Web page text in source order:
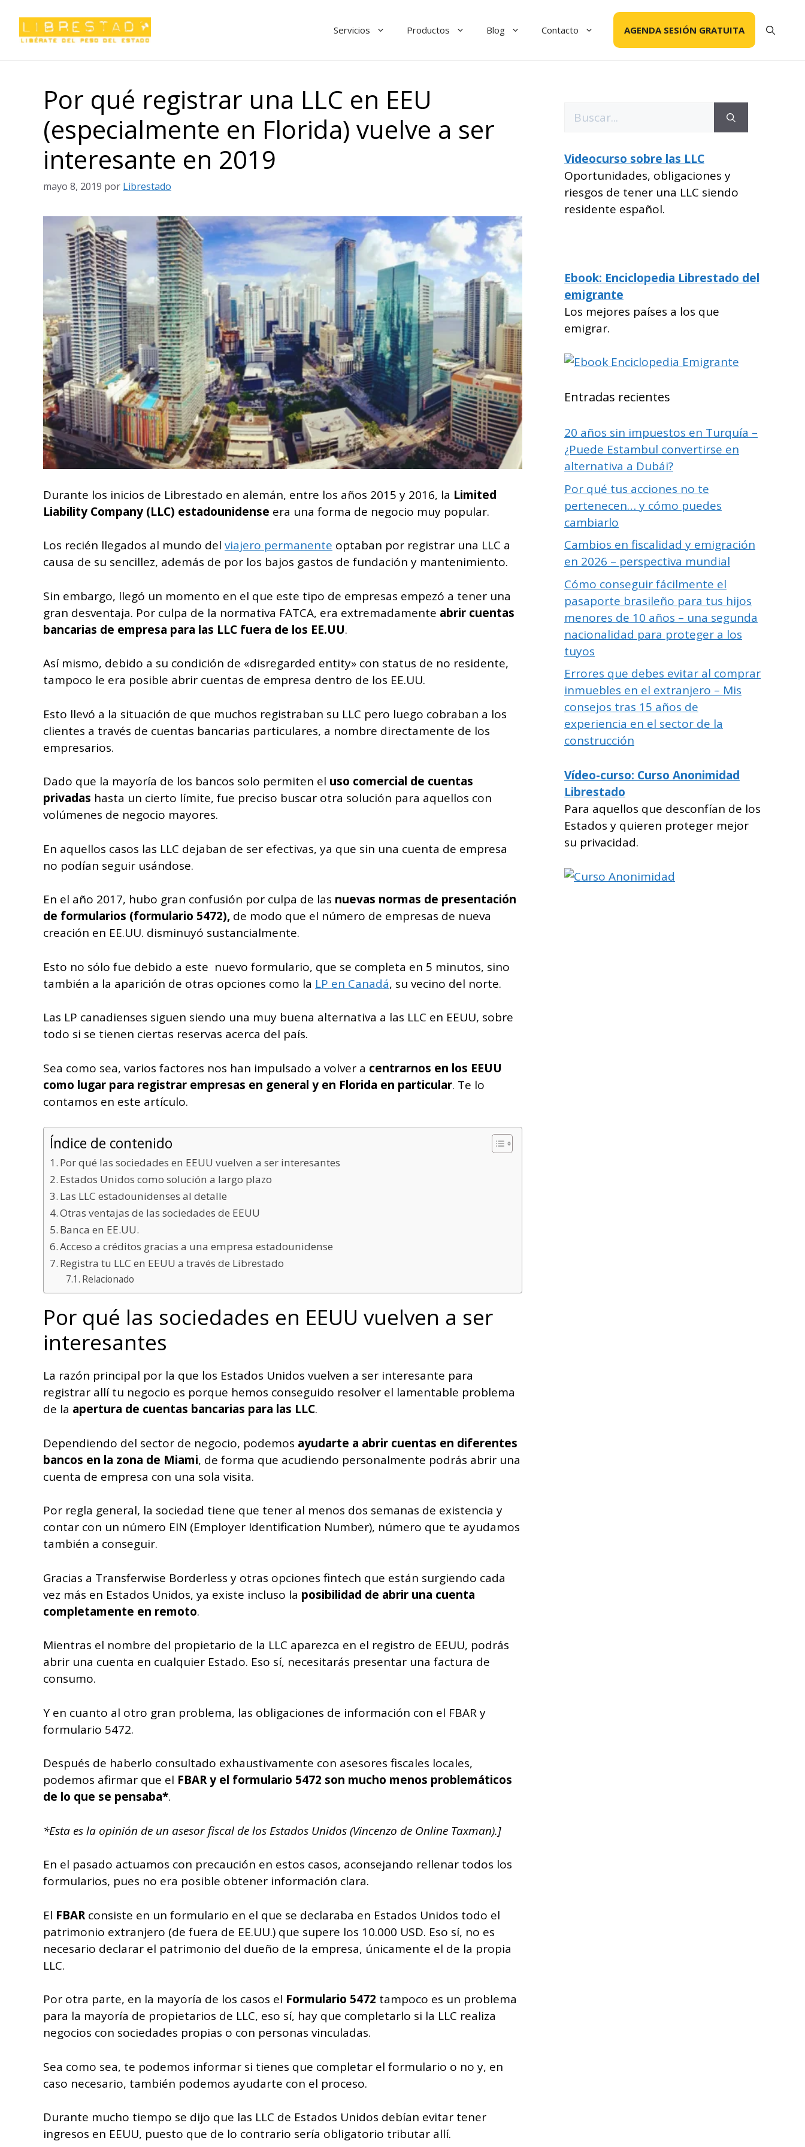
contenido
Servicios Productos Blog Contacto AGENDA SESIÓN GRATUITA
Por qué registrar una LLC en EEU
(especialmente en Florida) vuelve a ser
interesante en 2019
mayo 8, 2019 por Librestado
Durante los inicios de Librestado en alemán, entre los años 2015 y 2016, la Limited
Liability Company (LLC) estadounidense era una forma de negocio muy popular.
Los recién llegados al mundo del viajero permanente optaban por registrar una LLC a
causa de su sencillez, además de por los bajos gastos de fundación y mantenimiento.
Sin embargo, llegó un momento en el que este tipo de empresas empezó a tener una
gran desventaja. Por culpa de la normativa FATCA, era extremadamente abrir cuentas
bancarias de empresa para las LLC fuera de los EE.UU.
Así mismo, debido a su condición de «disregarded entity» con status de no residente,
tampoco le era posible abrir cuentas de empresa dentro de los EE.UU.
Esto llevó a la situación de que muchos registraban su LLC pero luego cobraban a los
clientes a través de cuentas bancarias particulares, a nombre directamente de los
empresarios.
Dado que la mayoría de los bancos solo permiten el uso comercial de cuentas
privadas hasta un cierto límite, fue preciso buscar otra solución para aquellos con
volúmenes de negocio mayores.
En aquellos casos las LLC dejaban de ser efectivas, ya que sin una cuenta de empresa
no podían seguir usándose.
En el año 2017, hubo gran confusión por culpa de las nuevas normas de presentación
de formularios (formulario 5472), de modo que el número de empresas de nueva
creación en EE.UU. disminuyó sustancialmente.
Esto no sólo fue debido a este nuevo formulario, que se completa en 5 minutos, sino
también a la aparición de otras opciones como la LP en Canadá, su vecino del norte.
Las LP canadienses siguen siendo una muy buena alternativa a las LLC en EEUU, sobre
todo si se tienen ciertas reservas acerca del país.
Sea como sea, varios factores nos han impulsado a volver a centrarnos en los EEUU
como lugar para registrar empresas en general y en Florida en particular. Te lo
contamos en este artículo.
Índice de contenido
Por qué las sociedades en EEUU vuelven a ser interesantes
Estados Unidos como solución a largo plazo
Las LLC estadounidenses al detalle
Otras ventajas de las sociedades de EEUU
Banca en EE.UU.
Acceso a créditos gracias a una empresa estadounidense
Registra tu LLC en EEUU a través de Librestado
Relacionado
Por qué las sociedades en EEUU vuelven a ser
interesantes
La razón principal por la que los Estados Unidos vuelven a ser interesante para
registrar allí tu negocio es porque hemos conseguido resolver el lamentable problema
de la apertura de cuentas bancarias para las LLC.
Dependiendo del sector de negocio, podemos ayudarte a abrir cuentas en diferentes
bancos en la zona de Miami, de forma que acudiendo personalmente podrás abrir una
cuenta de empresa con una sola visita.
Por regla general, la sociedad tiene que tener al menos dos semanas de existencia y
contar con un número EIN (Employer Identification Number), número que te ayudamos
también a conseguir.
Gracias a Transferwise Borderless y otras opciones fintech que están surgiendo cada
vez más en Estados Unidos, ya existe incluso la posibilidad de abrir una cuenta
completamente en remoto.
Mientras el nombre del propietario de la LLC aparezca en el registro de EEUU, podrás
abrir una cuenta en cualquier Estado. Eso sí, necesitarás presentar una factura de
consumo.
Y en cuanto al otro gran problema, las obligaciones de información con el FBAR y
formulario 5472.
Después de haberlo consultado exhaustivamente con asesores fiscales locales,
podemos afirmar que el FBAR y el formulario 5472 son mucho menos problemáticos
de lo que se pensaba*.
*Esta es la opinión de un asesor fiscal de los Estados Unidos (Vincenzo de Online Taxman).]
En el pasado actuamos con precaución en estos casos, aconsejando rellenar todos los
formularios, pues no era posible obtener información clara.
El FBARconsiste en un formulario en el que se declaraba en Estados Unidos todo el
patrimonio extranjero (de fuera de EE.UU.) que supere los 10.000 USD. Eso sí, no es
necesario declarar el patrimonio del dueño de la empresa, únicamente el de la propia
LLC.
Por otra parte, en la mayoría de los casos el Formulario 5472 tampoco es un problema
para la mayoría de propietarios de LLC, eso sí, hay que completarlo si la LLC realiza
negocios con sociedades propias o con personas vinculadas.
Sea como sea, te podemos informar si tienes que completar el formulario o no y, en
caso necesario, también podemos ayudarte con el proceso.
Durante mucho tiempo se dijo que las LLC de Estados Unidos debían evitar tener
ingresos en EEUU, puesto que de lo contrario sería obligatorio tributar allí.
Buscar:
Videocurso sobre las LLC
Oportunidades, obligaciones y
riesgos de tener una LLC siendo
residente español.
Ebook: Enciclopedia Librestado del
emigrante
Los mejores países a los que
emigrar.
Entradas recientes
20 años sin impuestos en Turquía –
¿Puede Estambul convertirse en
alternativa a Dubái?
Por qué tus acciones no te
pertenecen… y cómo puedes
cambiarlo
Cambios en fiscalidad y emigración
en 2026 – perspectiva mundial
Cómo conseguir fácilmente el
pasaporte brasileño para tus hijos
menores de 10 años – una segunda
nacionalidad para proteger a los
tuyos
Errores que debes evitar al comprar
inmuebles en el extranjero – Mis
consejos tras 15 años de
experiencia en el sector de la
construcción
Vídeo-curso: Curso Anonimidad
Librestado
Para aquellos que desconfían de los
Estados y quieren proteger mejor
su privacidad.